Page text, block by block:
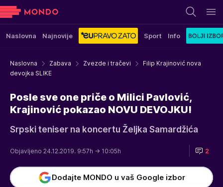
Naslovna Najnovije Sport Info
Naslovna Zabava Zvezde i tračevi
Filip Krajinović nova
devojka SLIKE
Posle sve one priče o Milici Pavlović,
Krajinović pokazao NOVU DEVOJKU!
Srpski teniser na koncertu Željka Samardžića
Objavljeno 24.12.2019. 9:57h → 10:05h 2
Dodajte MONDO u vaš Google izbor